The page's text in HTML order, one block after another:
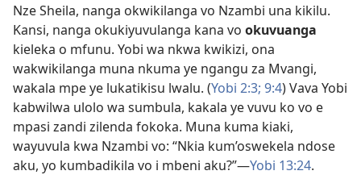
Nze Sheila, nanga okwikilanga vo Nzambi una kikilu.
Kansi, nanga okukiyuvulanga kana vo okuvuanga
kieleka o mfunu. Yobi wa nkwa kwikizi, ona
wakwikilanga muna nkuma ye ngangu za Mvangi,
wakala mpe ye lukatikisu lwalu. (Yobi 2:3; 9:4) Vava Yobi
kabwilwa ulolo wa sumbula, kakala ye vuvu ko vo e
mpasi zandi zilenda fokoka. Muna kuma kiaki,
wayuvula kwa Nzambi vo: “Nkia kum’oswekela ndose
aku, yo kumbadikila vo i mbeni aku?”—Yobi 13:24.